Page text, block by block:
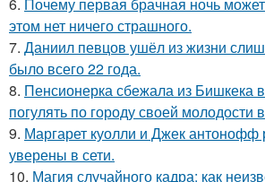
этом нет ничего страшного.
7. Даниил певцов ушёл из жизни
было всего 22 года.
8. Пенсионерка сбежала из Бишкека
погулять по городу своей молодости
9. Маргарет куолли и Джек антонофф
уверены в сети.
10. Магия случайного кадра: как